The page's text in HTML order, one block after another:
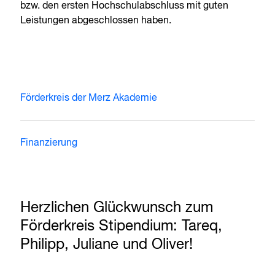
bzw. den ersten Hochschulabschluss mit guten
Leistungen abgeschlossen haben.
Förderkreis der Merz Akademie
Finanzierung
Herzlichen Glückwunsch zum
Förderkreis Stipendium: Tareq,
Philipp, Juliane und Oliver!